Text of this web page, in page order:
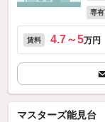
専
賃料 4.7～5万円
マスターズ能見台